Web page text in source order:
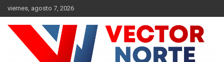
Saltar
al
contenido
viernes, agosto 7, 2026